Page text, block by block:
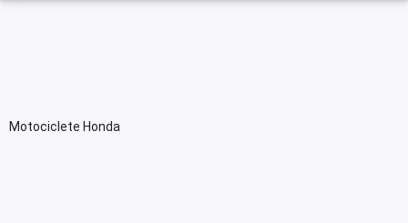
Motociclete Honda